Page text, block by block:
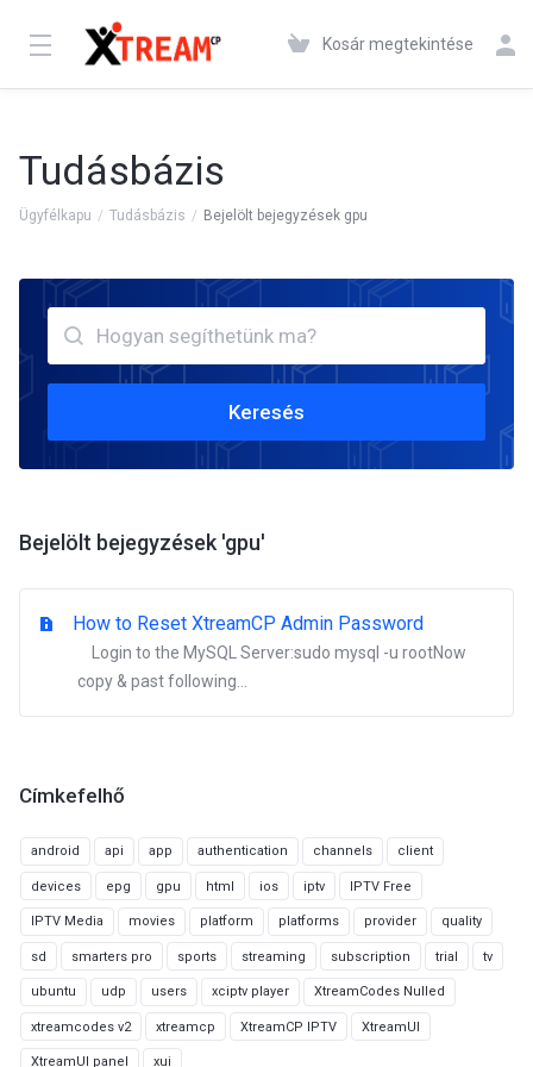
Kosár megtekintése
Tudásbázis
Ügyfélkapu Tudásbázis Bejelölt bejegyzések gpu
Keresés
Bejelölt bejegyzések 'gpu'
How to Reset XtreamCP Admin Password
Login to the MySQL Server:sudo mysql -u rootNow
copy & past following...
Címkefelhő
android api app authentication channels client
devices epg gpu html ios iptv IPTV Free
IPTV Media movies platform platforms provider quality
sd smarters pro sports streaming subscription trial tv
ubuntu udp users xciptv player XtreamCodes Nulled
xtreamcodes v2 xtreamcp XtreamCP IPTV XtreamUI
XtreamUI panel xui